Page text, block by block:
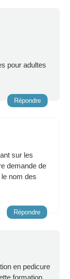
pour adultes
Répondre
sur les
demande de
nom des
Répondre
en pedicure